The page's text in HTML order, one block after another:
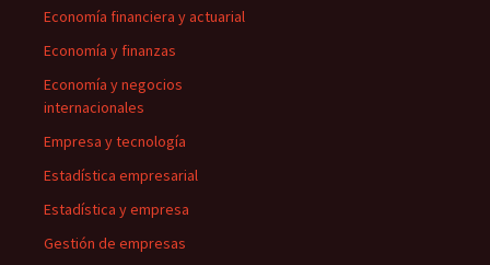
Economía financiera y actuarial
Economía y finanzas
Economía y negocios
internacionales
Empresa y tecnología
Estadística empresarial
Estadística y empresa
Gestión de empresas